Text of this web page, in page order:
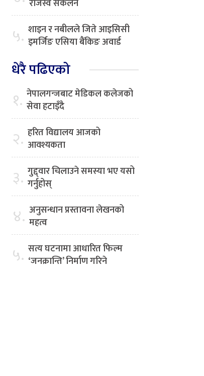
राजस्व संकलन
५. शाइन र नबीलले जिते आइसिसी
इमर्जिङ एसिया बैंकिङ अवार्ड
धेरै पढिएको
१. नेपालगन्जबाट मेडिकल कलेजको
सेवा हटाइँदै
२. हरित विद्यालय आजको
आवश्यकता
३. गुद्द्वार चिलाउने समस्या भए यसो
गर्नुहोस्
४. अनुसन्धान प्रस्तावना लेखनको
महत्व
५. सत्य घटनामा आधारित फिल्म
‘जनक्रान्ति’ निर्माण गरिने